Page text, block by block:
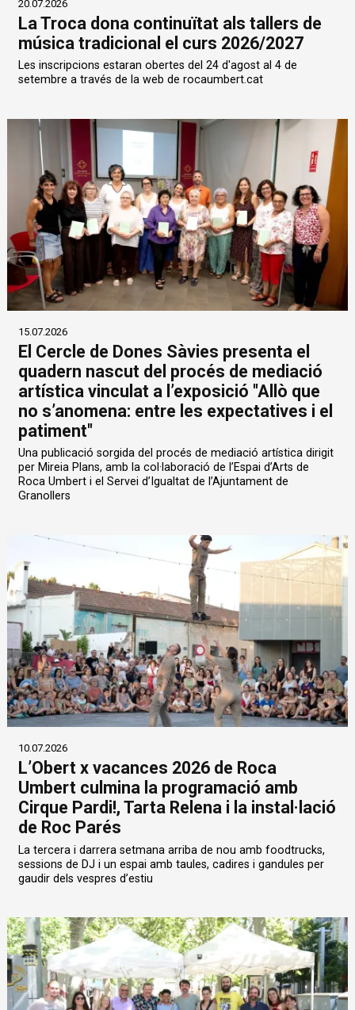
20.07.2026
La Troca dona continuïtat als tallers de
música tradicional el curs 2026/2027
Les inscripcions estaran obertes del 24 d'agost al 4 de
setembre a través de la web de rocaumbert.cat
15.07.2026
El Cercle de Dones Sàvies presenta el
quadern nascut del procés de mediació
artística vinculat a l’exposició "Allò que
no s’anomena: entre les expectatives i el
patiment"
Una publicació sorgida del procés de mediació artística dirigit
per Mireia Plans, amb la col·laboració de l’Espai d’Arts de
Roca Umbert i el Servei d’Igualtat de l’Ajuntament de
Granollers
10.07.2026
L’Obert x vacances 2026 de Roca
Umbert culmina la programació amb
Cirque Pardi!, Tarta Relena i la instal·lació
de Roc Parés
La tercera i darrera setmana arriba de nou amb foodtrucks,
sessions de DJ i un espai amb taules, cadires i gandules per
gaudir dels vespres d’estiu